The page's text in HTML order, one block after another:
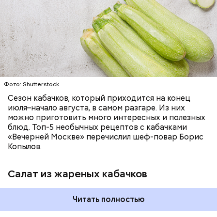
Фото: Shutterstock
Сезон кабачков, который приходится на конец
июля–начало августа, в самом разгаре. Из них
можно приготовить много интересных и полезных
блюд. Топ-5 необычных рецептов с кабачками
«Вечерней Москве» перечислил шеф-повар Борис
Копылов.
Салат из жареных кабачков
Читать полностью
ЕДА ОВОЩИ РЕЦЕПТЫ
кремний — укрепляет кости, зубы, волосы и
ногти и оказывает омолаживающее действие;
Вред дыни
Фото: Shutterstock
А врач-эндокринолог Алексей Калинчев рассказал,
что существует множество блюд, где используют
салаты, лаваш с творогом и сыром, пироги, омлет,
запеканка. Щавеля там везде используется
немного, поэтому никакого вреда от него не будет.
Чем разнообразнее рацион питания человека, тем
лучше. Потому что это исключает вероятность
возникновения дефицитов микроэлементов, —
заверил специалист.